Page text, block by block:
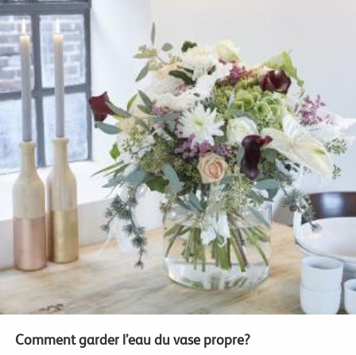
Comment garder l’eau du vase propre?